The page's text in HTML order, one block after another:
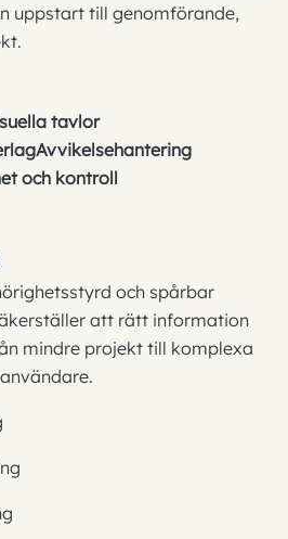
uppstart till genomförande,
tavlor
Avvikelsehantering
och kontroll
och spårbar
att rätt information
mindre projekt till komplexa